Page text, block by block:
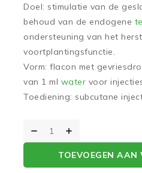
Doel: stimulatie van de
behoud van de endogene
ondersteuning van het
voortplantingsfunctie.
Vorm: flacon met
van 1 ml water voor
Toediening: subcutane
TOEVOEGEN AAN